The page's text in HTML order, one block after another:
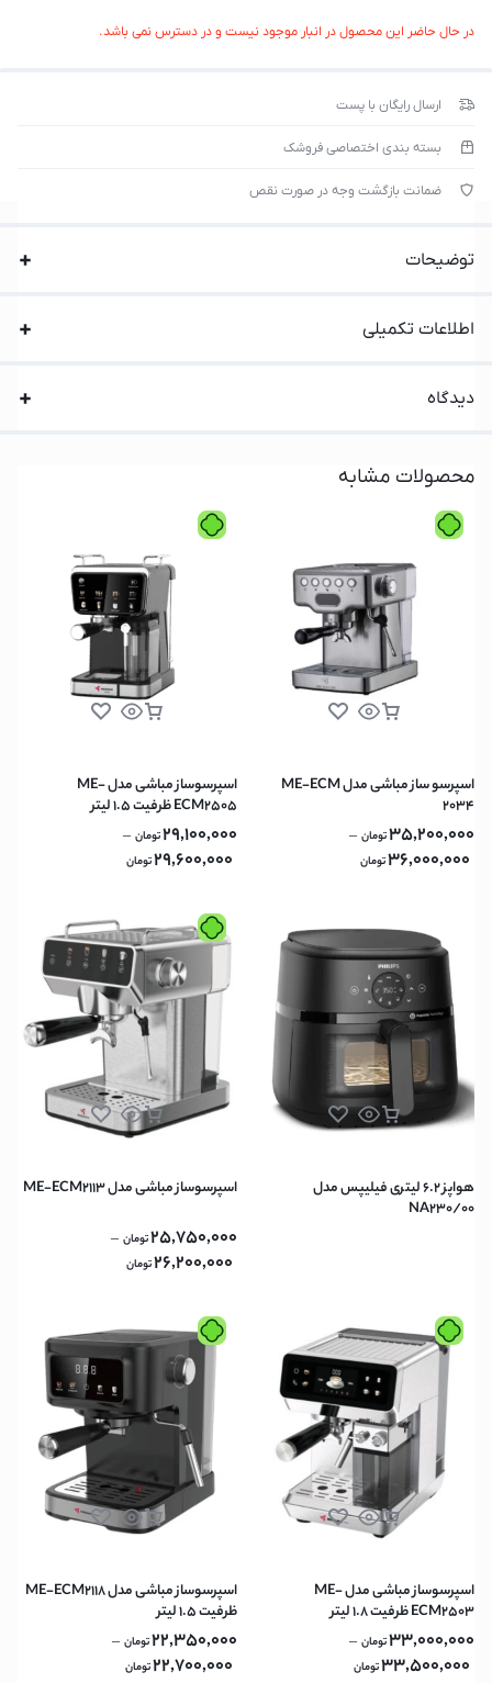
در حال حاضر این محصول در انبار موجود نیست و در دسترس نمی باشد.
ارسال رایگان با پست
بسته بندی اختصاصی فروشک
ضمانت بازگشت وجه در صورت نقص
توضیحات
اطلاعات تکمیلی
دیدگاه
محصولات مشابه
اسپرسو ساز مباشی مدل ME-ECM
2034
35,200,000تومان –
36,000,000تومان
اسپرسوساز مباشی مدل ME-
ECM2505 ظرفیت ۱.۵ لیتر
29,100,000تومان –
29,600,000تومان
هواپز 6.2 لیتری فیلیپس مدل
NA230/00
اسپرسوساز مباشی مدل ME-ECM2113
25,750,000تومان –
26,200,000تومان
اسپرسوساز مباشی مدل ME-
ECM2503 ظرفیت ۱.۸ لیتر
33,000,000تومان –
33,500,000تومان
اسپرسوساز مباشی مدل ME-ECM2118
ظرفیت ۱.۵ لیتر
22,350,000تومان –
22,700,000تومان